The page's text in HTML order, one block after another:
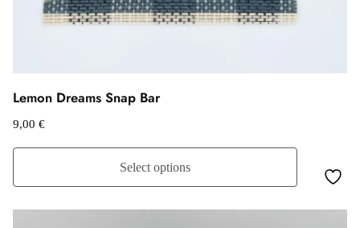
Lemon Dreams Snap Bar
9,00 €
Select options